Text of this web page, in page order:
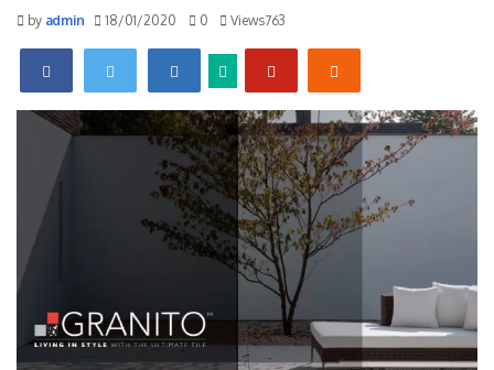
byadmin 18/01/2020 0 Views763